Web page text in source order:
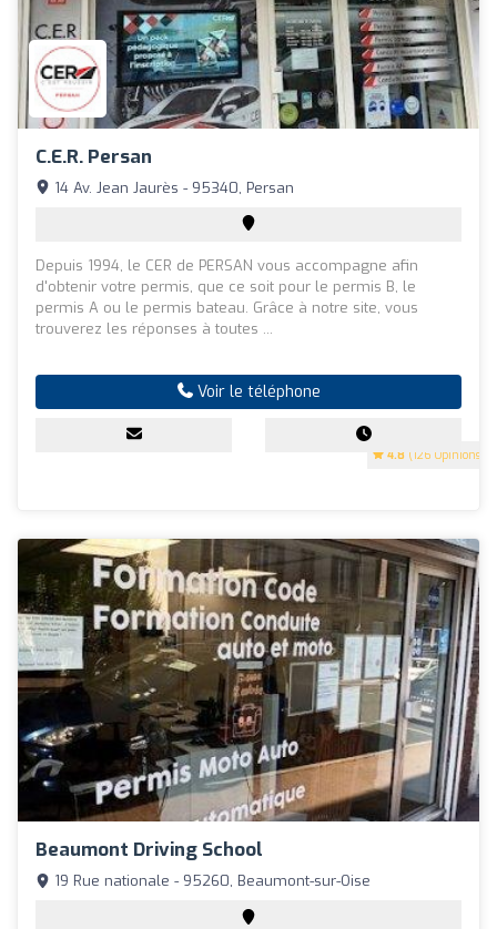
C.e.r. Persan
4.8 (126 Opinions)
14 Av. Jean Jaurès - 95340, Persan
Depuis 1994, le CER de PERSAN vous accompagne afin
d'obtenir votre permis, que ce soit pour le permis B, le
permis A ou le permis bateau. Grâce à notre site, vous
trouverez les réponses à toutes ...
Voir le téléphone
Beaumont Driving School
19 Rue nationale - 95260, Beaumont-sur-Oise